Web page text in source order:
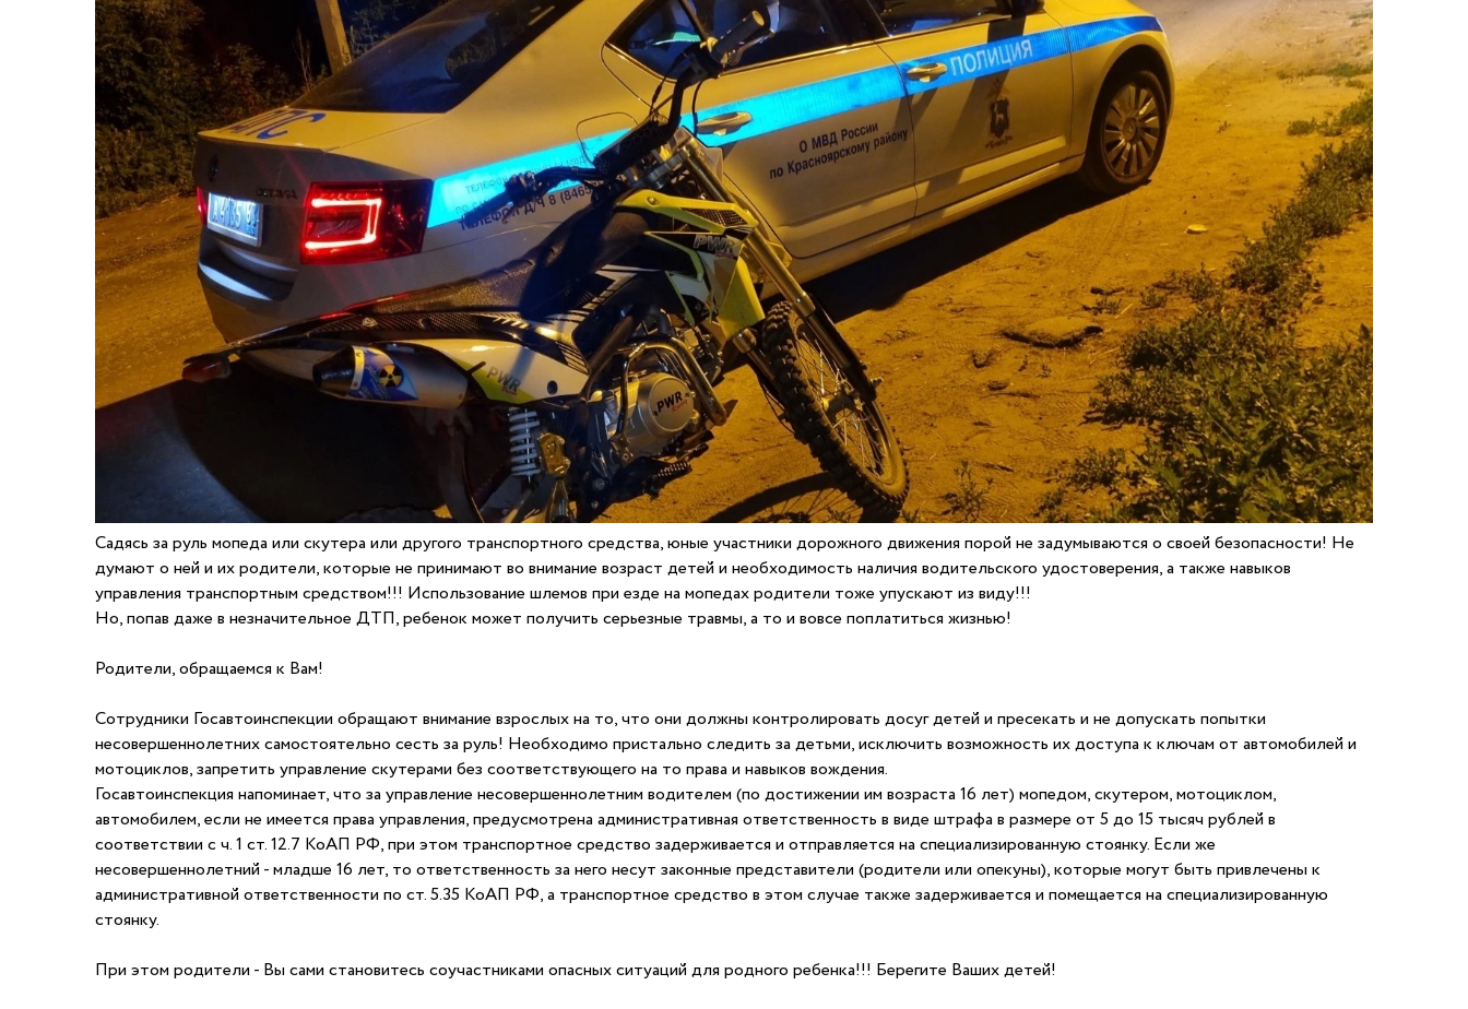
Садясь за руль мопеда или скутера или другого транспортного средства, юные участники дорожного движения порой не задумываются о своей безопасности! Не
думают о ней и их родители, которые не принимают во внимание возраст детей и необходимость наличия водительского удостоверения, а также навыков
управления транспортным средством!!! Использование шлемов при езде на мопедах родители тоже упускают из виду!!!
Но, попав даже в незначительное ДТП, ребенок может получить серьезные травмы, а то и вовсе поплатиться жизнью!
Родители, обращаемся к Вам!
Сотрудники Госавтоинспекции обращают внимание взрослых на то, что они должны контролировать досуг детей и пресекать и не допускать попытки
несовершеннолетних самостоятельно сесть за руль! Необходимо пристально следить за детьми, исключить возможность их доступа к ключам от автомобилей и
мотоциклов, запретить управление скутерами без соответствующего на то права и навыков вождения.
Госавтоинспекция напоминает, что за управление несовершеннолетним водителем (по достижении им возраста 16 лет) мопедом, скутером, мотоциклом,
автомобилем, если не имеется права управления, предусмотрена административная ответственность в виде штрафа в размере от 5 до 15 тысяч рублей в
соответствии с ч. 1 ст. 12.7 КоАП РФ, при этом транспортное средство задерживается и отправляется на специализированную стоянку. Если же
несовершеннолетний - младше 16 лет, то ответственность за него несут законные представители (родители или опекуны), которые могут быть привлечены к
административной ответственности по ст. 5.35 КоАП РФ, а транспортное средство в этом случае также задерживается и помещается на специализированную
стоянку.
При этом родители - Вы сами становитесь соучастниками опасных ситуаций для родного ребенка!!! Берегите Ваших детей!